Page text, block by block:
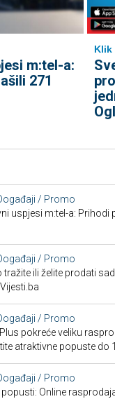
m:tel-a:
271
Klik
/ Promo
uspjesi m:tel-a: Prihodi
/ Promo
tražite ili želite prodati
/ Promo
pokreće veliku
atraktivne popuste do
/ Promo
popusti: Online